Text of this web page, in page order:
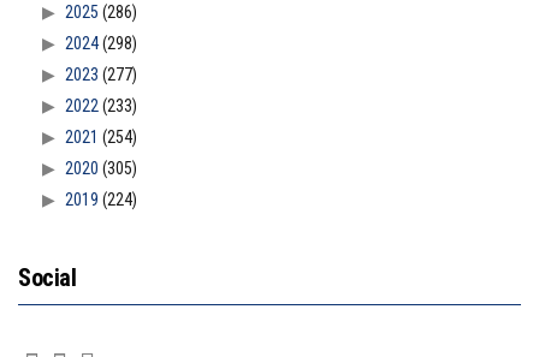
2025 (286)
2024(298)
2023 (277)
2022 (233)
2021 (254)
2020 (305)
2019 (224)
Social